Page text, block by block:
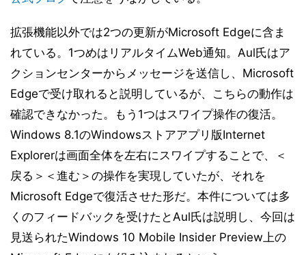
拡張機能以外では2つの更新がMicrosoft Edgeに含ま
れている。1つめはリアルタイムWeb通知。Aul氏はア
クションセンターからメッセージを送信し、Microsoft
Edgeで受け取れると説明しているが、こちらの動作は
確認できなかった。もう1つはスワイプ操作の復活。
Windows 8.1のWindowsストアアプリ版Internet
Explorerは画面全体を左右にスワイプすることで、＜
戻る＞＜進む＞の操作を実現していたが、それを
Microsoft Edgeで復活させた形だ。本件については多
くのフィードバックを受けたとAul氏は説明し、今回は
見送られたWindows 10 Mobile Insider Preview上の